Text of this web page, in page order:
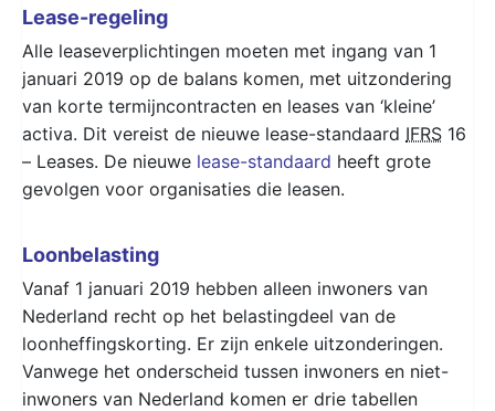
Lease-regeling
Alle leaseverplichtingen moeten met ingang van 1
januari 2019 op de balans komen, met uitzondering
van korte termijncontracten en leases van ‘kleine’
activa. Dit vereist de nieuwe lease-standaard IFRS 16
– Leases. De nieuwe lease-standaard heeft grote
gevolgen voor organisaties die leasen.
Loonbelasting
Vanaf 1 januari 2019 hebben alleen inwoners van
Nederland recht op het belastingdeel van de
loonheffingskorting. Er zijn enkele uitzonderingen.
Vanwege het onderscheid tussen inwoners en niet-
inwoners van Nederland komen er drie tabellen